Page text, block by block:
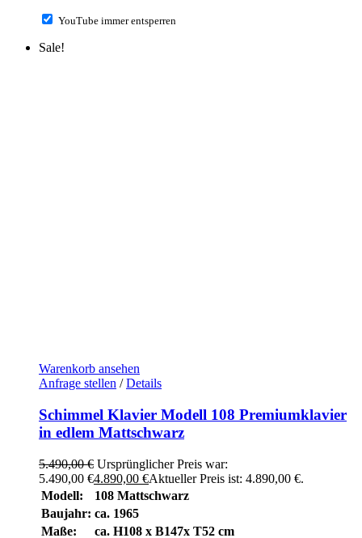
YouTube immer entsperren
Sale!
Warenkorb ansehen
Anfrage stellen / Details
Schimmel Klavier Modell 108 Premiumklavier
in edlem Mattschwarz
5.490,00€ Ursprünglicher Preis war:
5.490,00 €4.890,00 €Aktueller Preis ist: 4.890,00 €.
Modell:
108 Mattschwarz
Baujahr: ca. 1965
Maße:
ca. H108 x B147x T52 cm